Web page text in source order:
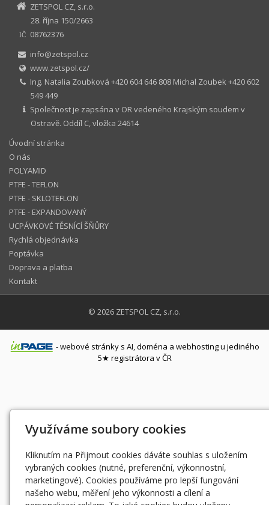
ZETSPOL CZ, s.r.o.
28. října 150/2663
IČ
08762376
info@zetspol.cz
www.zetspol.cz/
Ing. Natalia Zoubková +420 604 646 808 Michal Zoubek +420 602
549 449
Společnost je zapsána v OR vedeného Krajským soudem v
Ostravě. Oddíl C, vložka 24614
Úvodní stránka
O nás
POLYAMID
PTFE - TEFLON
PTFE - SKLOTEFLON
PTFE - EXPANDOVANÝ
UCPÁVKOVÉ TĚSNÍCÍ ŠŇŮRY
Rychlá objednávka
Poptávka
Doprava a platba
Kontakt
© 2026 ZETSPOL CZ, s.r.o.
-webové stránky s AI, doména a webhostingu jediného
5★ registrátora v ČR
Využíváme soubory cookies
Kliknutím na Přijmout cookies dáváte souhlas s uložením
vybraných cookies (nutné, preferenční, výkonnostní,
marketingové). Cookies používáme pro lepší fungování
našeho webu, měření jeho výkonnosti a cílení a